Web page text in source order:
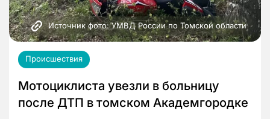
Источник фото: УМВД России по Томской области
Происшествия
Мотоциклиста увезли в больницу
после ДТП в томском Академгородке